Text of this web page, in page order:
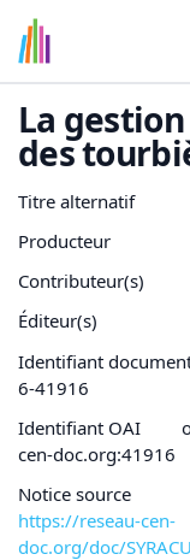
La
des
Titre alternatif
Producteur
Contributeur(s)
Éditeur(s)
Identifiant
6-41916
Identifiant OAI
cen-doc.org:41916
Notice source
https://reseau-cen-
doc.org/doc/